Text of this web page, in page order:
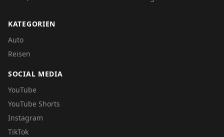
KATEGORIEN
Auto
Reisen
SOCIAL MEDIA
YouTube
YouTube Shorts
Instagram
TikTok